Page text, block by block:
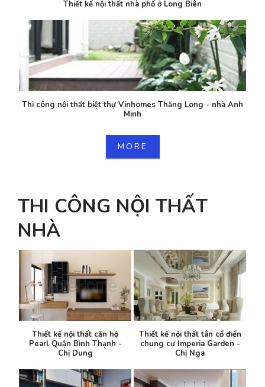
Thiết kế nội thất nhà phố ở Long Biên
Thi công nội thất biệt thự Vinhomes Thăng Long - nhà Anh
Minh
MORE
THI CÔNG NỘI THẤT
NHÀ
Thiết kế nội thất căn hộ
Pearl Quận Bình Thạnh -
Chị Dung
Thiết kế nội thất tân cổ điển
chung cư Imperia Garden -
Chị Nga